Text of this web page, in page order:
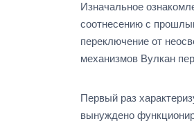
Изначальное
соотнесению с
переключение от
механизмов Вулкан
Первый раз
вынуждено